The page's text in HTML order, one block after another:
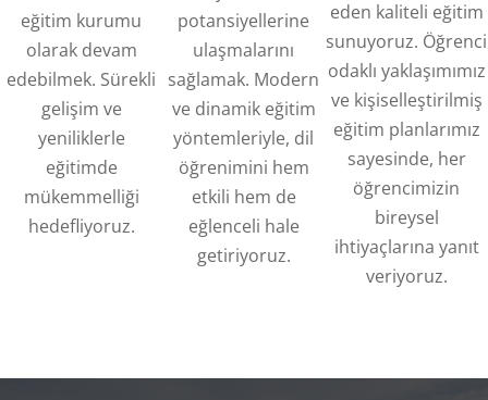
eğitim kurumu
olarak devam
edebilmek. Sürekli
gelişim ve
yeniliklerle
eğitimde
mükemmelliği
hedefliyoruz.
potansiyellerine
ulaşmalarını
sağlamak. Modern
ve dinamik eğitim
yöntemleriyle, dil
öğrenimini hem
etkili hem de
eğlenceli hale
getiriyoruz.
eden kaliteli eğitim
sunuyoruz. Öğrenci
odaklı yaklaşımımız
ve kişiselleştirilmiş
eğitim planlarımız
sayesinde, her
öğrencimizin
bireysel
ihtiyaçlarına yanıt
veriyoruz.